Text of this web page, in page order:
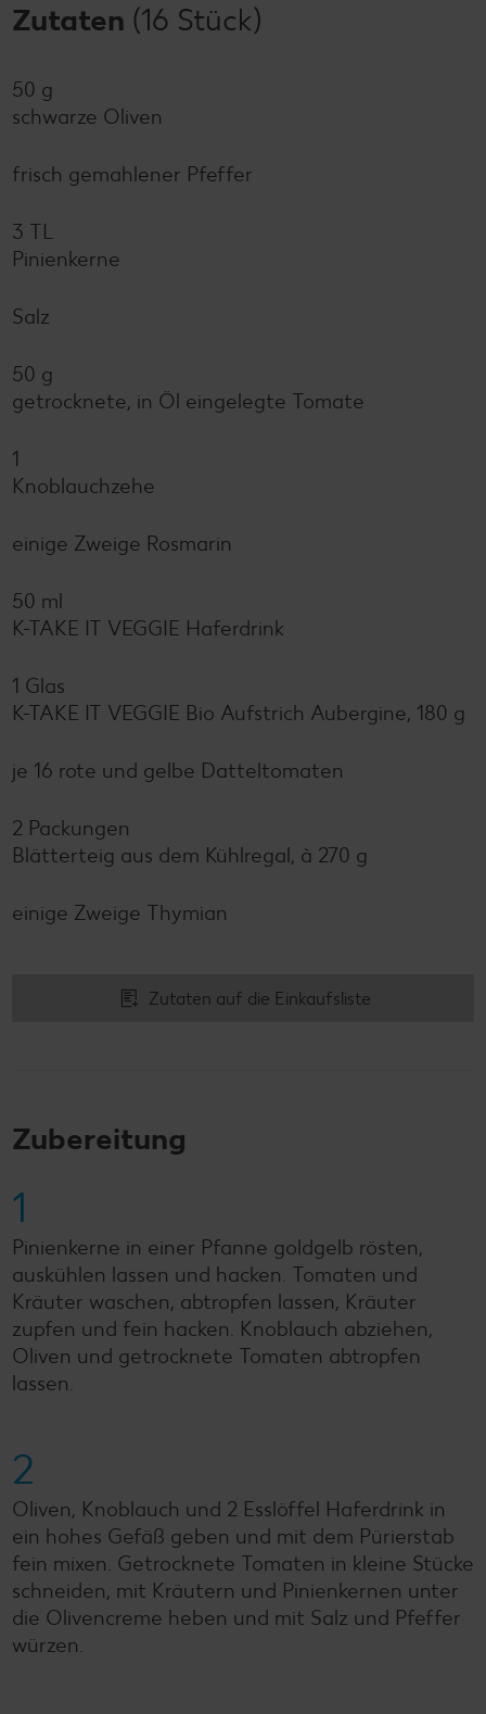
Zutaten (16 Stück)
50 g
schwarze Oliven
frisch gemahlener Pfeffer
3 TL
Pinienkerne
Salz
50 g
getrocknete, in Öl eingelegte Tomate
1
Knoblauchzehe
einige Zweige Rosmarin
50 ml
K-TAKE IT VEGGIE Haferdrink
1 Glas
K-TAKE IT VEGGIE Bio Aufstrich Aubergine, 180 g
je 16 rote und gelbe Datteltomaten
2 Packungen
Blätterteig aus dem Kühlregal, à 270 g
einige Zweige Thymian
Zutaten auf die Einkaufsliste
Zubereitung
1
Pinienkerne in einer Pfanne goldgelb rösten,
auskühlen lassen und hacken. Tomaten und
Kräuter waschen, abtropfen lassen, Kräuter
zupfen und fein hacken. Knoblauch abziehen,
Oliven und getrocknete Tomaten abtropfen
lassen.
2
Oliven, Knoblauch und 2 Esslöffel Haferdrink in
ein hohes Gefäß geben und mit dem Pürierstab
fein mixen. Getrocknete Tomaten in kleine Stücke
schneiden, mit Kräutern und Pinienkernen unter
die Olivencreme heben und mit Salz und Pfeffer
würzen.